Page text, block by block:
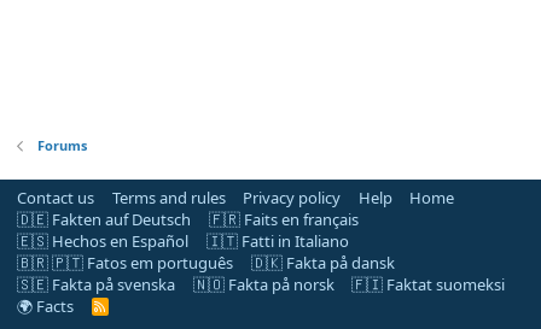
Forums
Contact us Terms and rules Privacy policy Help
Home
🇩🇪 Fakten auf Deutsch
🇫🇷 Faits en français
🇪🇸 Hechos en Español
🇮🇹 Fatti in Italiano
🇧🇷 🇵🇹 Fatos em português
🇩🇰 Fakta på dansk
🇸🇪 Fakta på svenska
🇳🇴 Fakta på norsk
🇫🇮 Faktat suomeksi
🌍 Facts
R